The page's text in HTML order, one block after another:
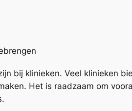
bij klinieken. Veel klinieken
Het is raadzaam om